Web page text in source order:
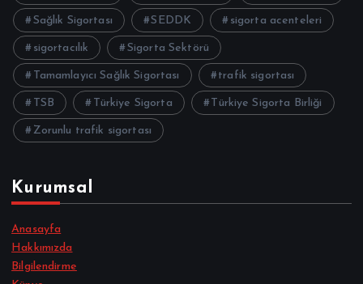
Sağlık Sigortası SEDDK sigorta acenteleri
sigortacılık Sigorta Sektörü
Tamamlayıcı Sağlık Sigortası trafik sigortası
TSB Türkiye Sigorta Türkiye Sigorta Birliği
Zorunlu trafik sigortası
Kurumsal
Anasayfa
Hakkımızda
Bilgilendirme